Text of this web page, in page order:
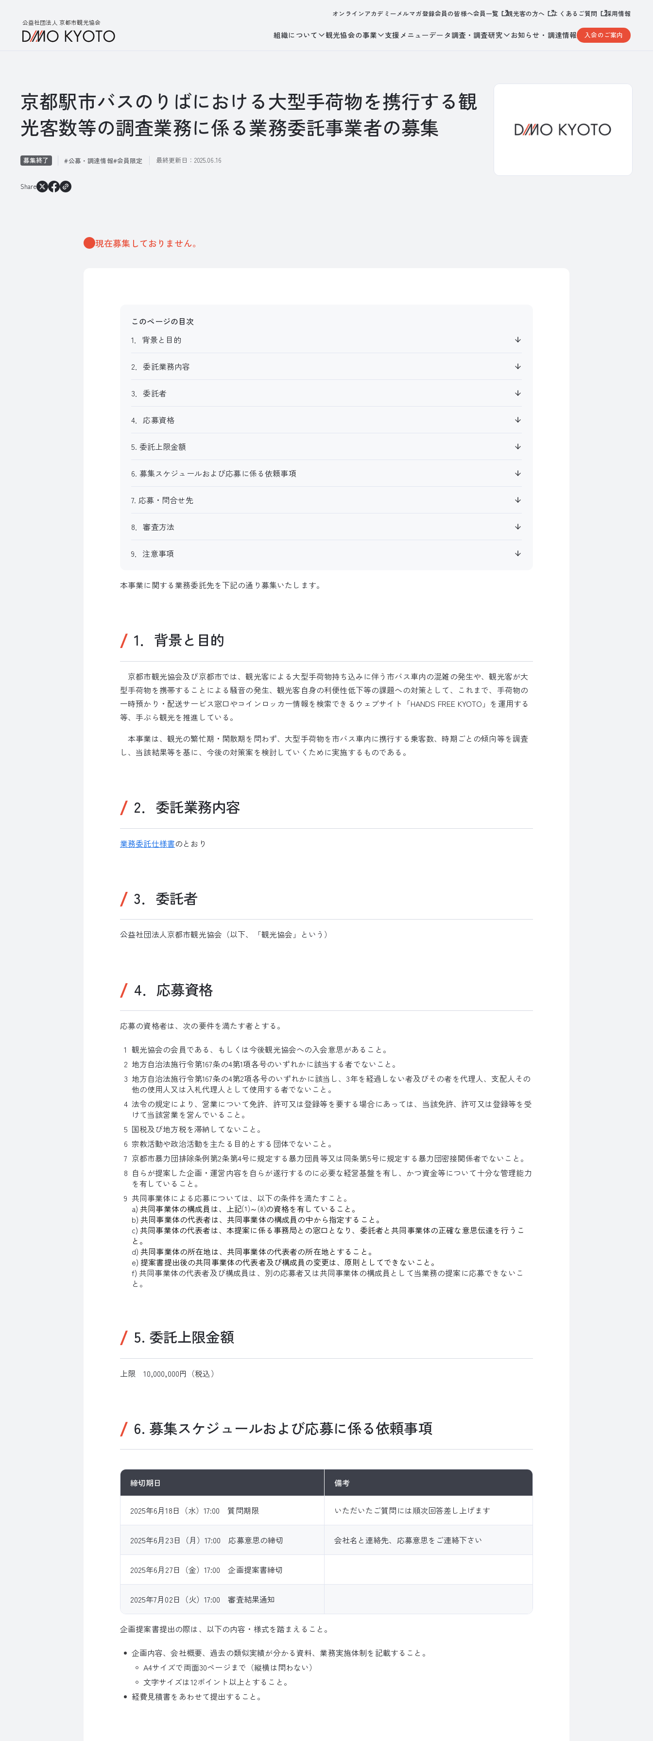
オンラインアカデミーメルマガ登録会員の皆様へ会員一覧 観光客の方へ よくあるご質問 採用情報
公益社団法人 京都市観光協会
組織について 観光協会の事業 支援メニューデータ調査・調査研究 お知らせ・調達情報 入会のご案内
京都駅市バスのりばにおける大型手荷物を携行する観
光客数等の調査業務に係る業務委託事業者の募集
募集終了 公募・調達情報 会員限定 最終更新日： 2025.06.16
Share
現在募集しておりません。
このページの目次
1．背景と目的
2．委託業務内容
3．委託者
4．応募資格
5. 委託上限金額
6. 募集スケジュールおよび応募に係る依頼事項
7. 応募・問合せ先
8．審査方法
9．注意事項
本事業に関する業務委託先を下記の通り募集いたします。
1．背景と目的
京都市観光協会及び京都市では、観光客による大型手荷物持ち込みに伴う市バス車内の混雑の発生や、観光客が大
型手荷物を携帯することによる騒音の発生、観光客自身の利便性低下等の課題への対策として、これまで、手荷物の
一時預かり・配送サービス窓口やコインロッカー情報を検索できるウェブサイト「HANDS FREE KYOTO」を運用する
等、手ぶら観光を推進している。
本事業は、観光の繁忙期・閑散期を問わず、大型手荷物を市バス車内に携行する乗客数、時期ごとの傾向等を調査
し、当該結果等を基に、今後の対策案を検討していくために実施するものである。
2．委託業務内容
業務委託仕様書のとおり
3．委託者
公益社団法人京都市観光協会（以下、「観光協会」という）
4．応募資格
応募の資格者は、次の要件を満たす者とする。
観光協会の会員である、もしくは今後観光協会への入会意思があること。
地方自治法施行令第167条の4第1項各号のいずれかに該当する者でないこと。
地方自治法施行令第167条の4第2項各号のいずれかに該当し、3年を経過しない者及びその者を代理人、支配人その
他の使用人又は入札代理人として使用する者でないこと。
法令の規定により、営業について免許、許可又は登録等を要する場合にあっては、当該免許、許可又は登録等を受
けて当該営業を営んでいること。
国税及び地方税を滞納してないこと。
宗教活動や政治活動を主たる目的とする団体でないこと。
京都市暴力団排除条例第2条第4号に規定する暴力団員等又は同条第5号に規定する暴力団密接関係者でないこと。
自らが提案した企画・運営内容を自らが遂行するのに必要な経営基盤を有し、かつ資金等について十分な管理能力
を有していること。
共同事業体による応募については、以下の条件を満たすこと。
a)共同事業体の構成員は、上記⑴～⑻の資格を有していること。
b)共同事業体の代表者は、共同事業体の構成員の中から指定すること。
c)共同事業体の代表者は、本提案に係る事務局との窓口となり、委託者と共同事業体の正確な意思伝達を行うこ
と。
d)共同事業体の所在地は、共同事業体の代表者の所在地とすること。
e)提案書提出後の共同事業体の代表者及び構成員の変更は、原則としてできないこと。
f) 共同事業体の代表者及び構成員は、別の応募者又は共同事業体の構成員として当業務の提案に応募できないこ
と。
5. 委託上限金額
上限 10,000,000円（税込）
6. 募集スケジュールおよび応募に係る依頼事項
締切期日 備考
2025年6月18日（水）17:00 質問期限 いただいたご質問には順次回答差し上げます
2025年6月23日（月）17:00 応募意思の締切 会社名と連絡先、応募意思をご連絡下さい
2025年6月27日（金）17:00 企画提案書締切
2025年7月02日（火）17:00 審査結果通知
企画提案書提出の際は、以下の内容・様式を踏まえること。
企画内容、会社概要、過去の類似実績が分かる資料、業務実施体制を記載すること。
A4サイズで両面30ページまで（縦横は問わない）
文字サイズは12ポイント以上とすること。
経費見積書をあわせて提出すること。